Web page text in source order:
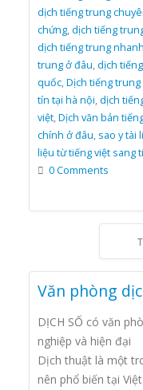
dịch tiếng trung
chứng,dịch tiếng
dịch tiếng trung
trung ở đâu,dịch
quốc,Dịch tiếng
tín tại hà nội,dịch
việt,Dịch văn bản
chính ở đâu, sao y tài
liệu từ tiếng việt sang
0 Comments
Văn phòng
DỊCH SỐ có văn
nghiệp và hiện đại
Dịch thuật là một
nên phổ biến tại